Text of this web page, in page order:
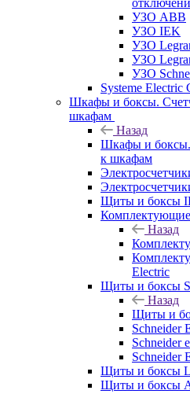
УЗО ABB
УЗО IEK
УЗО
УЗО
УЗО
Systeme Electric
Шкафы и боксы.
шкафам
Назад
Шкафы и
к шкафам
Щиты и боксы
Назад
Electric
Щиты и боксы
Назад
Щиты и
Schneider
Schneider
Schneider
Щиты и боксы
Щиты и боксы